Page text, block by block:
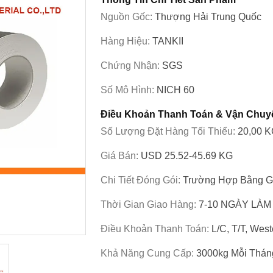
Nguồn Gốc: Thượng Hải Trung Quốc
Hàng Hiệu: TANKII
Chứng Nhận: SGS
Số Mô Hình: NICH 60
Điều Khoản Thanh Toán & Vận
Số Lượng Đặt Hàng Tối Thiểu: 20,00
Giá Bán: USD 25.52-45.69 KG
Chi Tiết Đóng Gói: Trường Hợp Bằng
Thời Gian Giao Hàng: 7-10 NGÀY
Điều Khoản Thanh Toán: L/c, T/T,
Khả Năng Cung Cấp: 3000kg Mỗi